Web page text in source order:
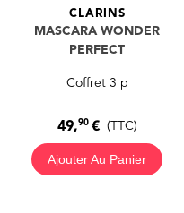
CLARINS
MASCARA WONDER
PERFECT
Coffret 3 p
49,90 € (TTC)
Ajouter Au Panier